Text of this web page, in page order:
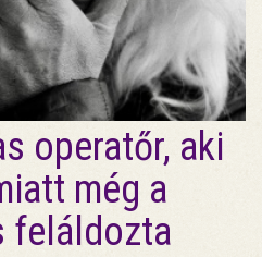
operatőr, aki
még a
feláldozta